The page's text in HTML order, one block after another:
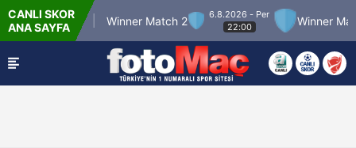
CANLI SKOR
ANA SAYFA
Match 12 Winner Match 2
6.8.2026 - Per
22:00
Winner Match 3